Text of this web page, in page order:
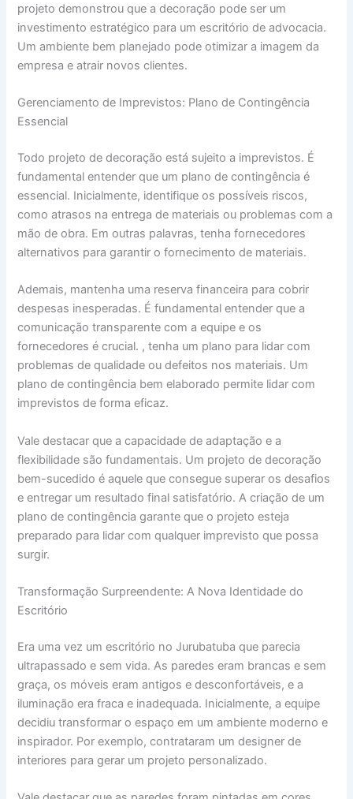
projeto demonstrou que a decoração pode ser um
investimento estratégico para um escritório de advocacia.
Um ambiente bem planejado pode otimizar a imagem da
empresa e atrair novos clientes.
Gerenciamento de Imprevistos: Plano de Contingência
Essencial
Todo projeto de decoração está sujeito a imprevistos. É
fundamental entender que um plano de contingência é
essencial. Inicialmente, identifique os possíveis riscos,
como atrasos na entrega de materiais ou problemas com a
mão de obra. Em outras palavras, tenha fornecedores
alternativos para garantir o fornecimento de materiais.
Ademais, mantenha uma reserva financeira para cobrir
despesas inesperadas. É fundamental entender que a
comunicação transparente com a equipe e os
fornecedores é crucial. , tenha um plano para lidar com
problemas de qualidade ou defeitos nos materiais. Um
plano de contingência bem elaborado permite lidar com
imprevistos de forma eficaz.
Vale destacar que a capacidade de adaptação e a
flexibilidade são fundamentais. Um projeto de decoração
bem-sucedido é aquele que consegue superar os desafios
e entregar um resultado final satisfatório. A criação de um
plano de contingência garante que o projeto esteja
preparado para lidar com qualquer imprevisto que possa
surgir.
Transformação Surpreendente: A Nova Identidade do
Escritório
Era uma vez um escritório no Jurubatuba que parecia
ultrapassado e sem vida. As paredes eram brancas e sem
graça, os móveis eram antigos e desconfortáveis, e a
iluminação era fraca e inadequada. Inicialmente, a equipe
decidiu transformar o espaço em um ambiente moderno e
inspirador. Por exemplo, contrataram um designer de
interiores para gerar um projeto personalizado.